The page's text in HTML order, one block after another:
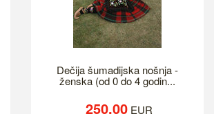
Dečija šumadijska nošnja -
ženska (od 0 do 4 godin...
250.00 EUR